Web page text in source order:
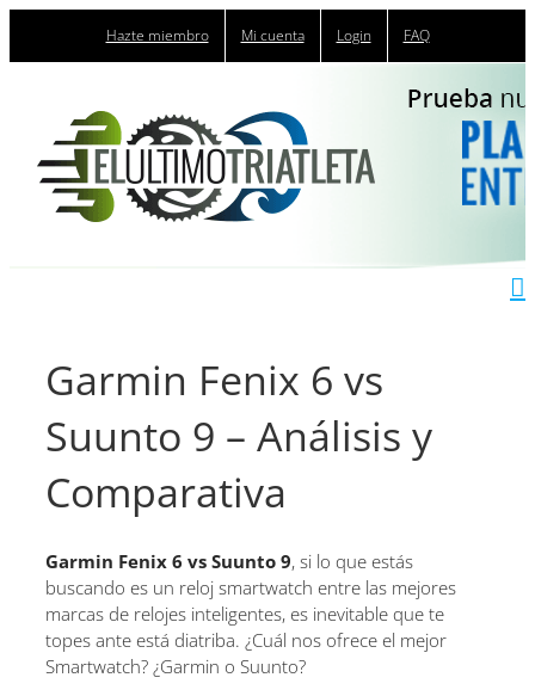
Hazte miembro Mi cuenta Login FAQ
Garmin Fenix 6 vs
Suunto 9 – Análisis y
Comparativa
Garmin Fenix 6 vs Suunto 9, si lo que estás
buscando es un reloj smartwatch entre las mejores
marcas de relojes inteligentes, es inevitable que te
topes ante está diatriba. ¿Cuál nos ofrece el mejor
Smartwatch? ¿Garmin o Suunto?